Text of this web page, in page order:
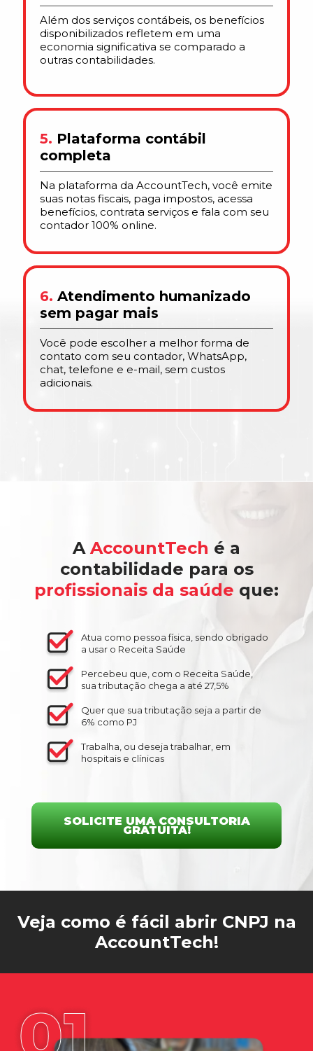
Além dos serviços contábeis, os benefícios
disponibilizados refletem em uma
economia significativa se comparado a
outras contabilidades.
5. Plataforma contábil
completa
Na plataforma da AccountTech, você emite
suas notas fiscais, paga impostos, acessa
benefícios, contrata serviços e fala com seu
contador 100% online.
6. Atendimento humanizado
sem pagar mais
Você pode escolher a melhor forma de
contato com seu contador, WhatsApp,
chat, telefone e e-mail, sem custos
adicionais.
A AccountTech é a
contabilidade para os
profissionais da saúde que:
Atua como pessoa física, sendo obrigado
a usar o Receita Saúde
Percebeu que, com o Receita Saúde,
sua tributação chega a até 27,5%
Quer que sua tributação seja a partir de
6% como PJ
Trabalha, ou deseja trabalhar, em
hospitais e clínicas
SOLICITE UMA CONSULTORIA
GRATUITA!
Veja como é fácil abrir CNPJ na
AccountTech!